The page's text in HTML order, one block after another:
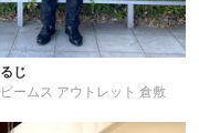
るじ
ビームス アウトレット 倉敷